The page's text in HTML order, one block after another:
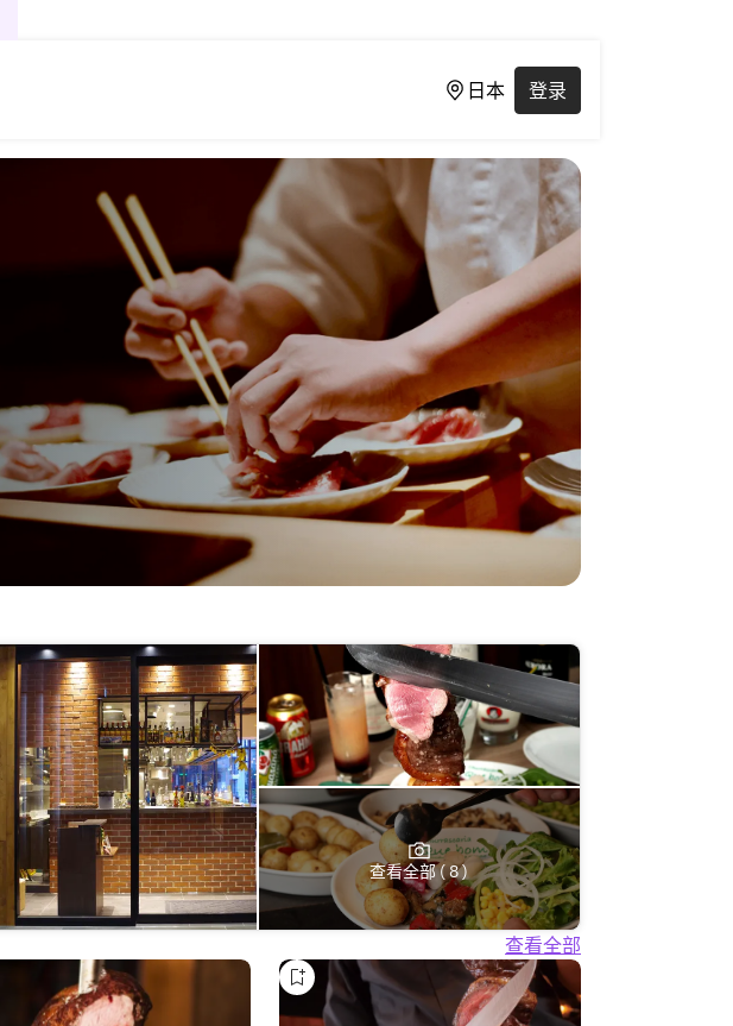
日本 登录
查看全部 ( 8 )
查看全部